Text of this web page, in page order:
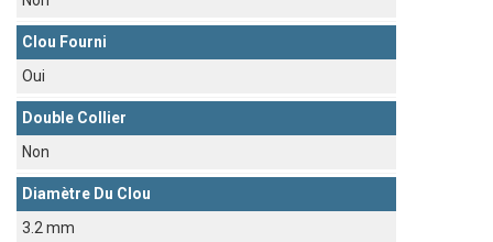
Clou Fourni
Oui
Double Collier
Non
Diamètre Du Clou
3.2 mm